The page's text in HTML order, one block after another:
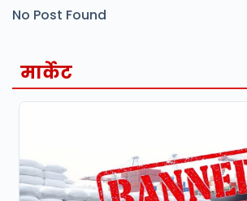
No Post Found
मार्केट